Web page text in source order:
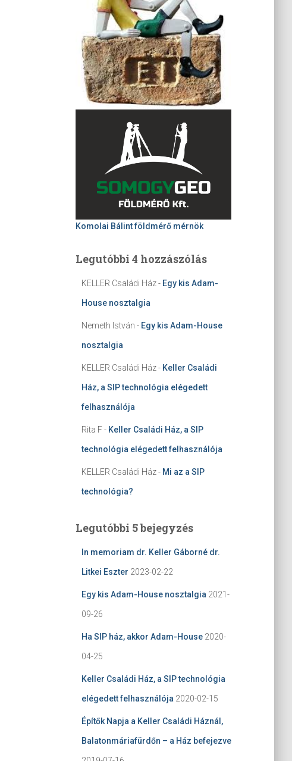
Komolai Bálint földmérő mérnök
Legutóbbi 4 hozzászólás
KELLER Családi Ház- Egy kis Adam-
House nosztalgia
Nemeth István - Egy kis Adam-House
nosztalgia
KELLER Családi Ház- Keller Családi
Ház, a SIP technológia elégedett
felhasználója
Rita F- Keller Családi Ház, a SIP
technológia elégedett felhasználója
KELLER Családi Ház- Mi az a SIP
technológia?
Legutóbbi 5 bejegyzés
In memoriam dr. Keller Gáborné dr.
Litkei Eszter 2023-02-22
Egy kis Adam-House nosztalgia 2021-
09-26
Ha SIP ház, akkor Adam-House 2020-
04-25
Keller Családi Ház, a SIP technológia
elégedett felhasználója 2020-02-15
Építők Napja a Keller Családi Háznál,
Balatonmáriafürdőn – a Ház befejezve